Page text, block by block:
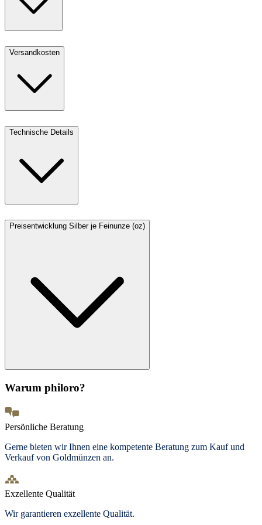
Versandkosten
Technische Details
Preisentwicklung Silber je Feinunze (oz)
Warum philoro?
Persönliche Beratung
Gerne bieten wir Ihnen eine kompetente Beratung zum Kauf und
Verkauf von Goldmünzen an.
Exzellente Qualität
Wir garantieren exzellente Qualität.